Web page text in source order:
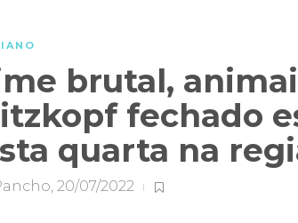
brutal,
fechado
quarta na
, 20/07/2022